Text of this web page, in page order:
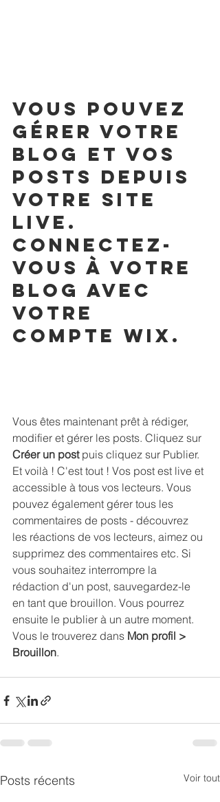
Vous pouvez
gérer votre
blog et vos
posts depuis
votre site
live.
Connectez-
vous à votre
blog avec
votre
compte Wix.
Vous êtes maintenant prêt à rédiger,
modifier et gérer les posts. Cliquez sur
Créer un post puis cliquez sur Publier.
Et voilà ! C'est tout ! Vos post est live et
accessible à tous vos lecteurs. Vous
pouvez également gérer tous les
commentaires de posts - découvrez
les réactions de vos lecteurs, aimez ou
supprimez des commentaires etc. Si
vous souhaitez interrompre la
rédaction d'un post, sauvegardez-le
en tant que brouillon. Vous pourrez
ensuite le publier à un autre moment.
Vous le trouverez dans Mon profil >
Brouillon.
Posts récents Voir tout